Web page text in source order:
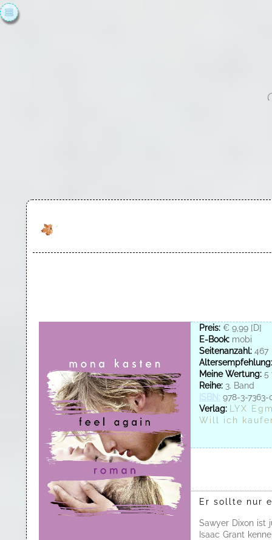
Preis: € 9,99 [D]
E-Book: mobi
Seitenanzahl: 467
Altersempfehlung:
Meine Wertung: 5
Reihe: 3. Band
ISBN: 978-3-7363-
Verlag:
LYX
Will ich
Er sollte nur
Sawyer Dixon ist
Isaac Grant